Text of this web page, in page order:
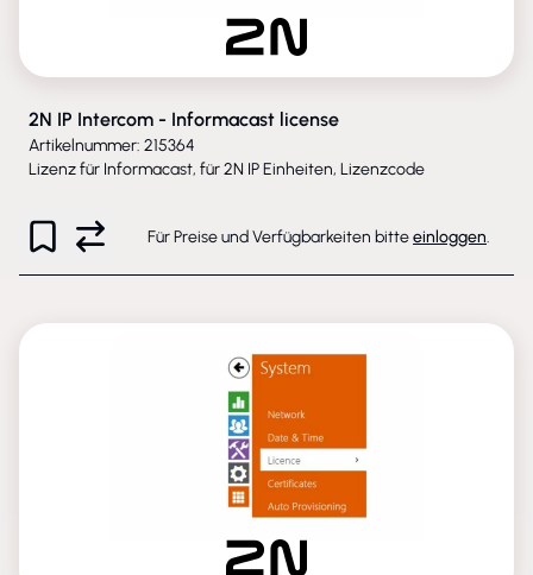
2N IP Intercom - Informacast license
Artikelnummer: 215364
Lizenz für Informacast, für 2N IP Einheiten, Lizenzcode
Für Preise und Verfügbarkeiten bitteeinloggen.